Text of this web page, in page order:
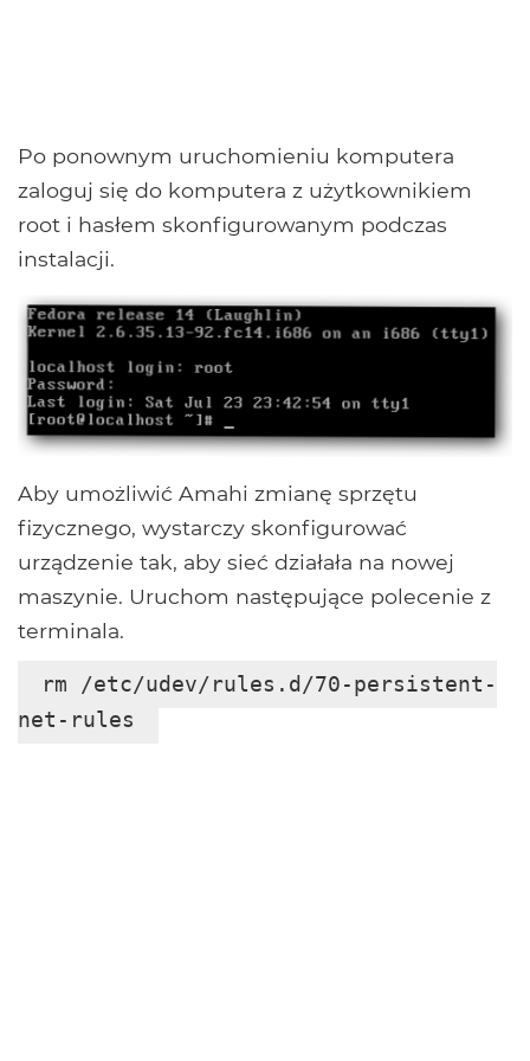
Po ponownym uruchomieniu komputera
zaloguj się do komputera z użytkownikiem
root i hasłem skonfigurowanym podczas
instalacji.
Aby umożliwić Amahi zmianę sprzętu
fizycznego, wystarczy skonfigurować
urządzenie tak, aby sieć działała na nowej
maszynie. Uruchom następujące polecenie z
terminala.
rm /etc/udev/rules.d/70-persistent-
net-rules